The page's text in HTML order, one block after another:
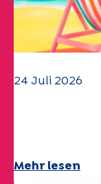
24 Juli 2026
Mehr lesen